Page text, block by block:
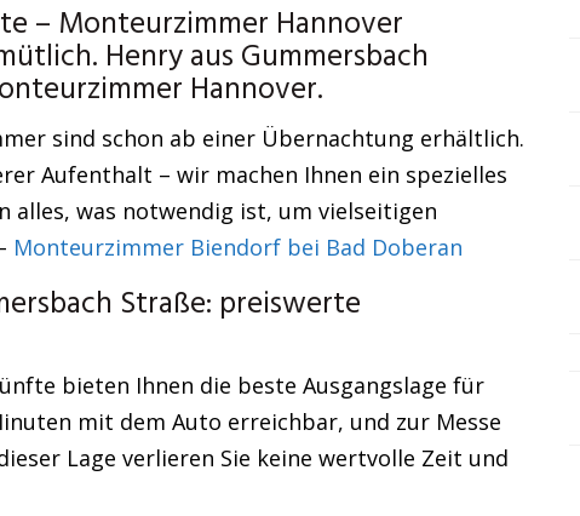
– Monteurzimmer Hannover
Henry aus Gummersbach
Hannover.
sind schon ab einer Übernachtung erhältlich.
Aufenthalt – wir machen Ihnen ein spezielles
was notwendig ist, um vielseitigen
Monteurzimmer Biendorf bei Bad Doberan
Straße: preiswerte
bieten Ihnen die beste Ausgangslage für
mit dem Auto erreichbar, und zur Messe
Lage verlieren Sie keine wertvolle Zeit und